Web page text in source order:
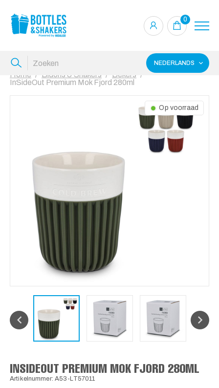
0
NEDERLANDS
Home Bidons & Shakers
Bekers
InSideOut Premium Mok Fjord 280ml
Op voorraad
INSIDEOUT PREMIUM MOK FJORD 280ML
Artikelnummer: A53-LT57011